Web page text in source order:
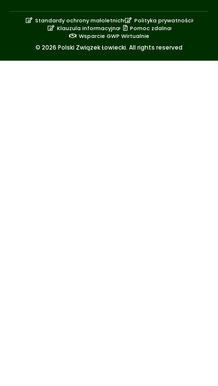
© 2026 Polski Związek Łowiecki. All rights reserved
Standardy ochrony małoletnich
Polityka prywatności
Klauzula informacyjna
Pomoc zdalna
Wsparcie GWP Wirtualnie